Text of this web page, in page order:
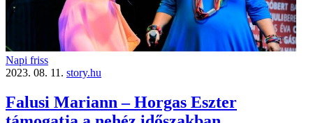
Napi friss
2023. 08. 11. story.hu
Falusi Mariann – Horgas Eszter